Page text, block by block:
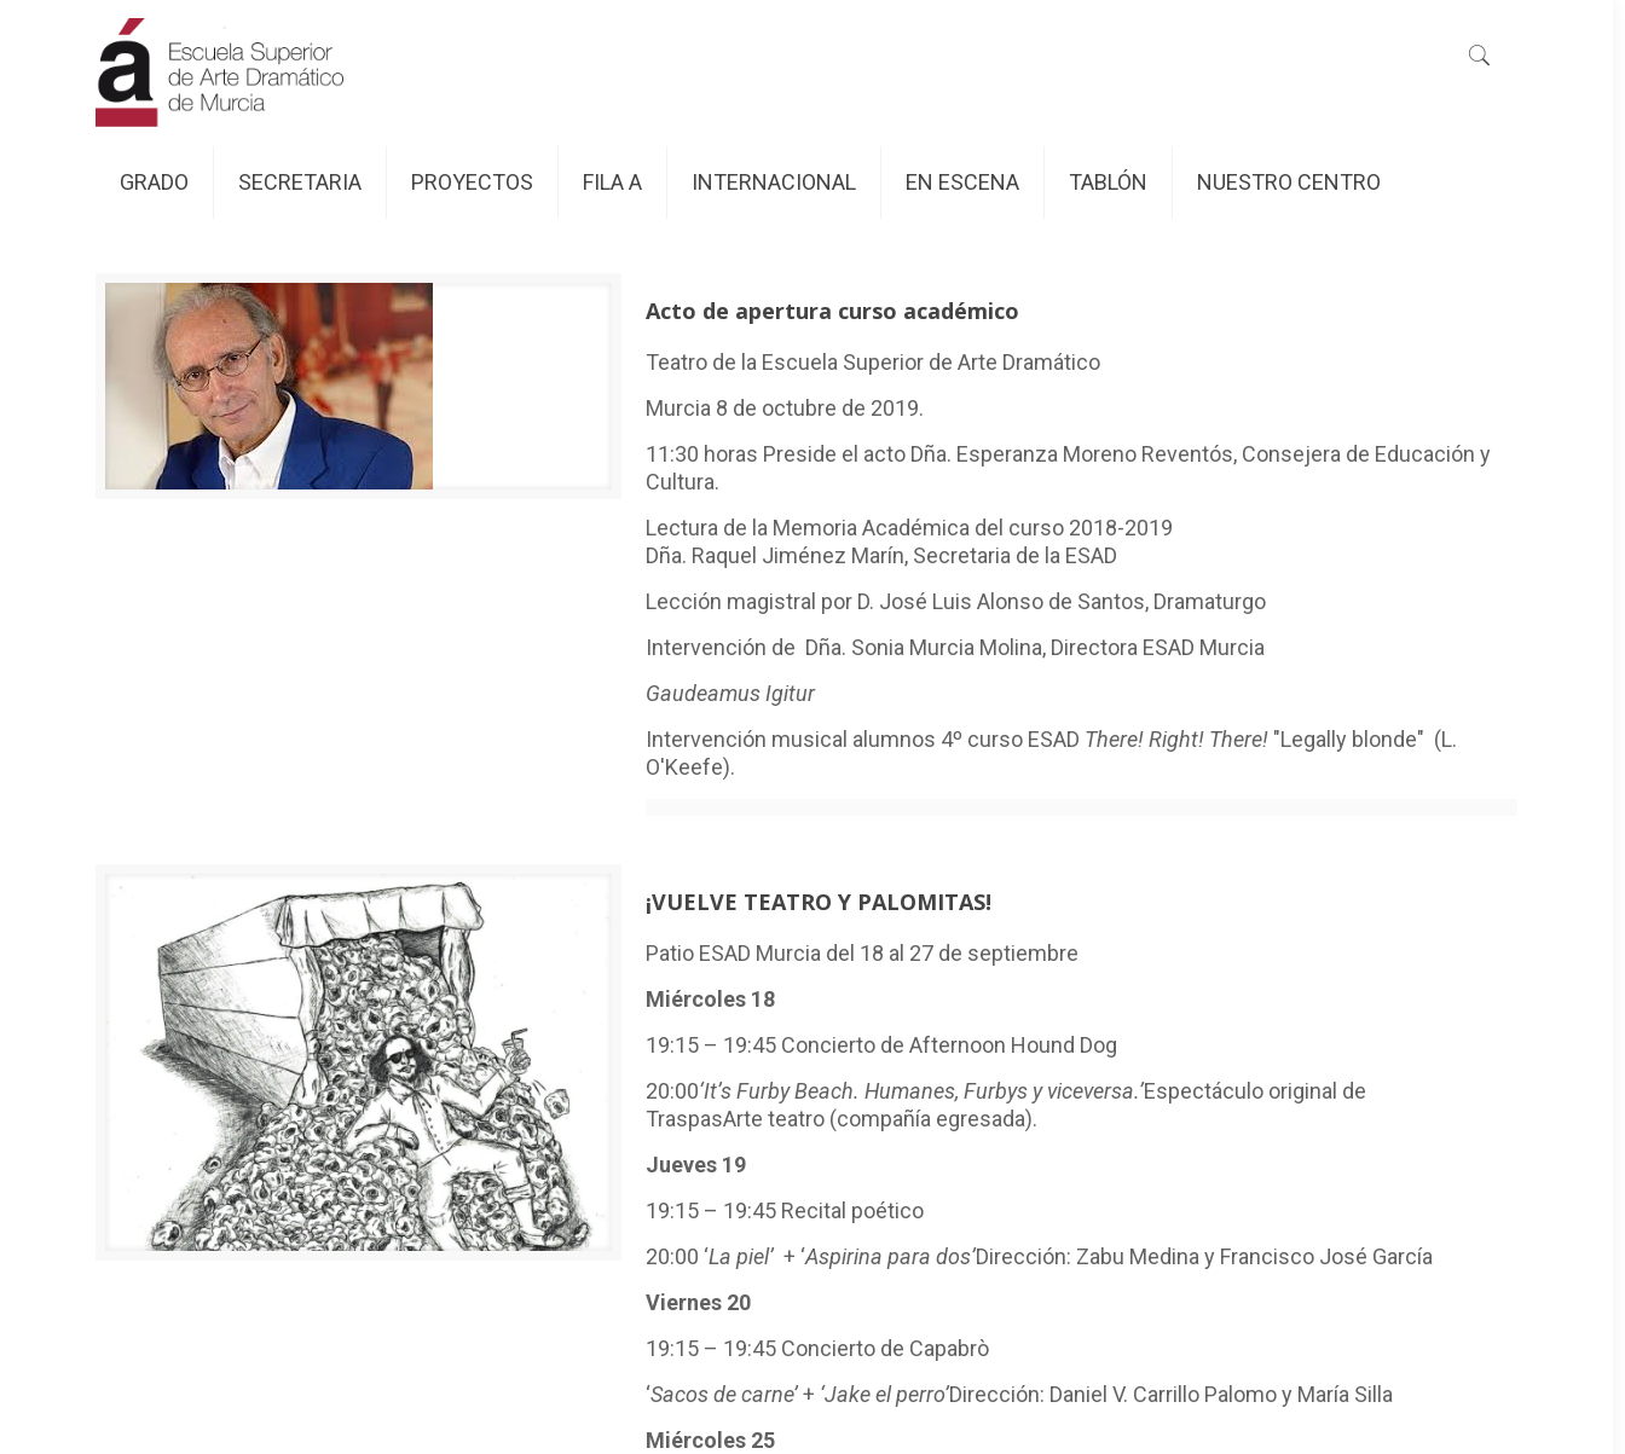
GRADO SECRETARIA PROYECTOS FILA A INTERNACIONAL EN ESCENA TABLÓN NUESTRO CENTRO
Acto de apertura curso académico
Teatro de la Escuela Superior de Arte Dramático
Murcia 8 de octubre de 2019.
11:30 horas Preside el acto Dña. Esperanza Moreno Reventós, Consejera de Educación y
Cultura.
Lectura de la Memoria Académica del curso 2018-2019
Dña. Raquel Jiménez Marín, Secretaria de la ESAD
Lección magistral por D. José Luis Alonso de Santos, Dramaturgo
Intervención de Dña. Sonia Murcia Molina, Directora ESAD Murcia
Gaudeamus Igitur
Intervención musical alumnos 4º curso ESAD There!Right! There! "Legally blonde" (L.
O'Keefe).
¡VUELVE TEATRO Y PALOMITAS!
Patio ESAD Murcia del 18 al 27 de septiembre
Miércoles 18
19:15 – 19:45 Concierto de Afternoon Hound Dog
20:00‘It’s Furby Beach. Humanes, Furbys y viceversa.’Espectáculo original de
TraspasArte teatro (compañía egresada).
Jueves 19
19:15 – 19:45 Recital poético
20:00 ‘La piel’ + ‘Aspirina para dos’Dirección: Zabu Medina y Francisco José García
Viernes 20
19:15 – 19:45 Concierto de Capabrò
‘Sacos de carne’+ ‘Jake el perro’Dirección: Daniel V. Carrillo Palomo y María Silla
Miércoles 25